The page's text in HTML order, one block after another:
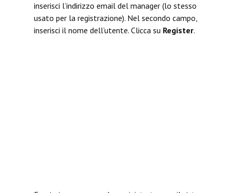
inserisci l’indirizzo email del manager (lo stesso
usato per la registrazione). Nel secondo campo,
inserisci il nome dell’utente. Clicca su Register.